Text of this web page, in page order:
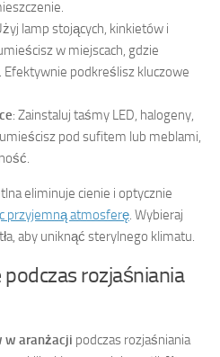
lamp stojących, kinkietów i
w miejscach, gdzie
Efektywnie podkreślisz kluczowe
: Zainstaluj taśmy LED, halogeny,
pod sufitem lub meblami,
eliminuje cienie i optycznie
przyjemną atmosferę . Wybieraj
aby uniknąć sterylnego klimatu.
podczas rozjaśniania
w aranżacji podczas rozjaśniania